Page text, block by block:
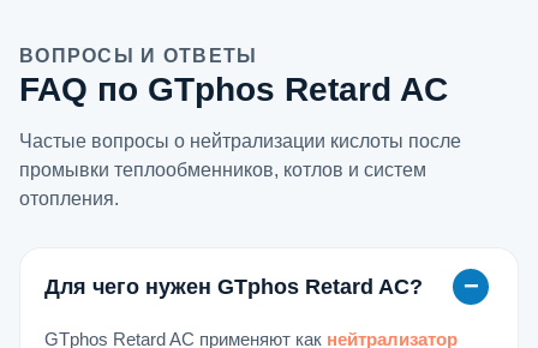
ВОПРОСЫ И ОТВЕТЫ
FAQ по GTphos Retard AC
Частые вопросы о нейтрализации кислоты после
промывки теплообменников, котлов и систем
отопления.
Для чего нужен GTphos Retard AC?
GTphos Retard AC применяют как нейтрализатор